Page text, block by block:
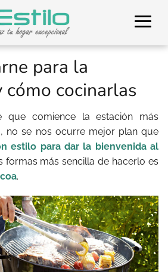
para la
cómo cocinarlas
que comience la estación más
no se nos ocurre mejor plan que
estilo para dar la bienvenida al
formas más sencilla de hacerlo es
.